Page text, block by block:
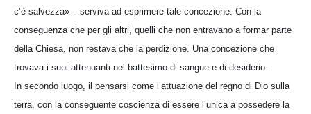
c’è salvezza» – serviva ad esprimere tale concezione. Con la
conseguenza che per gli altri, quelli che non entravano a formar parte
della Chiesa, non restava che la perdizione. Una concezione che
trovava i suoi attenuanti nel battesimo di sangue e di desiderio.
In secondo luogo, il pensarsi come l’attuazione del regno di Dio sulla
terra, con la conseguente coscienza di essere l’unica a possedere la